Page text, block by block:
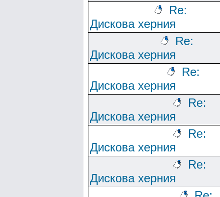
Re:
Дискова херния
Re:
Дискова херния
Re:
Дискова херния
Re:
Дискова херния
Re:
Дискова херния
Re:
Дискова херния